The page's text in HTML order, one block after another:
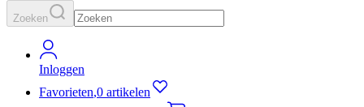
Zoeken
Inloggen
Favorieten,0 artikelen